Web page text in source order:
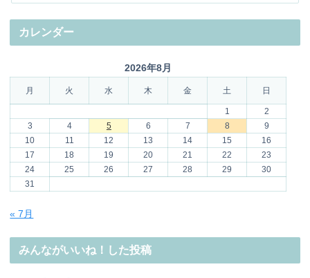
カレンダー
2026年8月
月 火 水 木 金 土 日
1
2
3
4 5 6 7 8
9
10
11 12 13 14 15
16
17
18 19 20 21 22
23
24
25 26 27 28 29
30
31
« 7月
みんながいいね！した投稿